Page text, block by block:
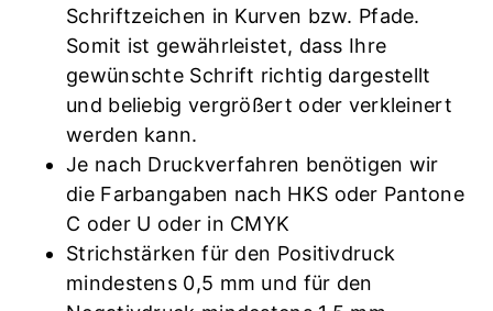
Schriftzeichen in Kurven bzw. Pfade.
Somit ist gewährleistet, dass Ihre
gewünschte Schrift richtig dargestellt
und beliebig vergrößert oder verkleinert
werden kann.
Je nach Druckverfahren benötigen wir
die Farbangaben nach HKS oder Pantone
C oder U oder in CMYK
Strichstärken für den Positivdruck
mindestens 0,5 mm und für den